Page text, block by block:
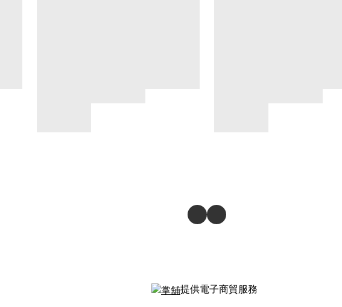
提供電子商貿服務